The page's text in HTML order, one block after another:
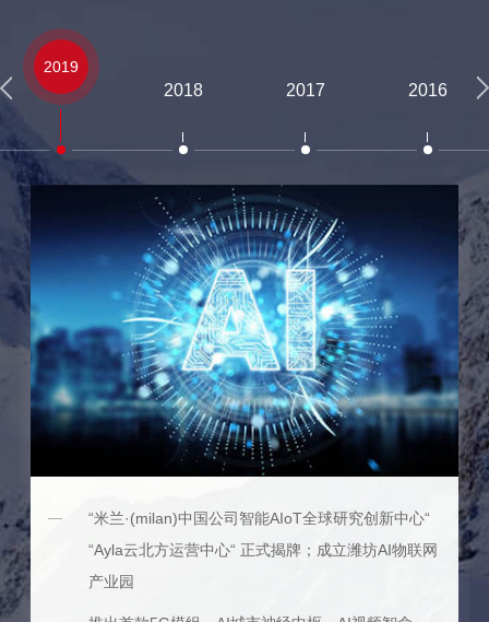
2019
2018 2017 2016
“米兰·(milan)中国公司智能AIoT全球研究创新中心“
“Ayla云北方运营中心“ 正式揭牌；成立潍坊AI物联网
产业园